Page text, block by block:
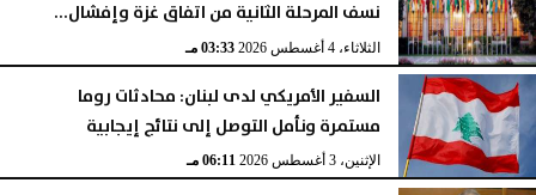
نسف المرحلة الثانية من اتفاق غزة وإفشال...
الثلاثاء، 4 أغسطس 2026 03:33 مـ
السفير الأمريكي لدى لبنان: محادثات روما
مستمرة ونأمل التوصل إلى نتائج إيجابية
الإثنين، 3 أغسطس 2026 06:11 مـ